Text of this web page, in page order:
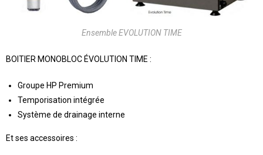
Ensemble EVOLUTION TIME
BOITIER MONOBLOC ÉVOLUTION TIME :
Groupe HP Premium
Temporisation intégrée
Système de drainage interne
Et ses accessoires :